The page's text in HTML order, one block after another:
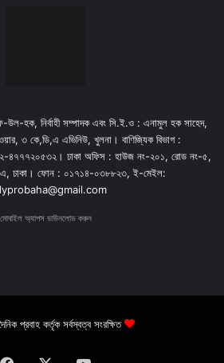
হক, নির্বাহী সম্পাদক এবং সি.ই.ও : এনামুল হক সাহেদ,
৩ কে,ডি,এ এভিনিউ, খুলনা। বাণিজ্যিক বিভাগ :
৪৭৭৭২০৫৩২। ঢাকা অফিস : হাউজ নং-২০১, রোড নং-৫,
ঢাকা। ফোন : ০১৭১৪-০৩৮৮২৩, ই-মেইল:
মোবাইল অ্যাপস ডাউনলোড করুন
প্রবাহ কর্তৃক সর্বস্বত্ব সংরক্ষিত